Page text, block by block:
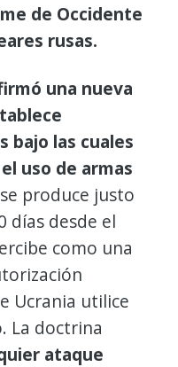
de Occidente
rusas.
una nueva
bajo las cuales
uso de armas
produce justo
días desde el
como una
Ucrania utilice
La doctrina
ataque